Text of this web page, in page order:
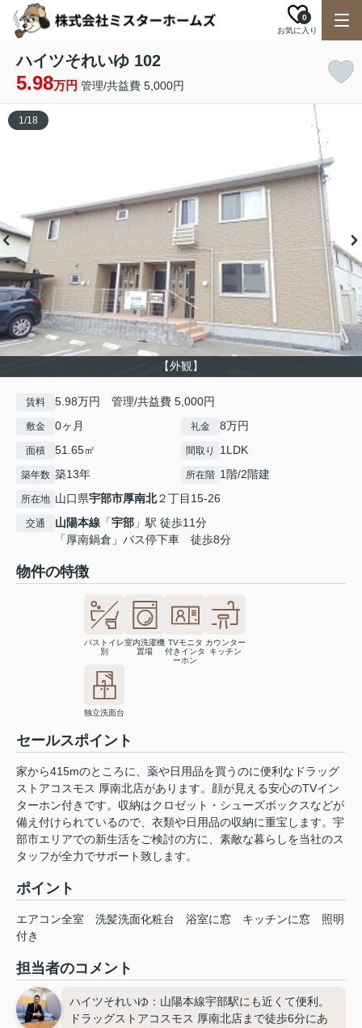
お気に入り
0
ハイツそれいゆ 102
5.98万円 管理/共益費 5,000円
【外観】
1/18
賃料 5.98万円 管理/共益費 5,000円
敷金 0ヶ月 礼金 8万円
面積 51.65㎡ 間取り 1LDK
築年数 築13年 所在階 1階/2階建
所在地 山口県宇部市厚南北２丁目15-26
交通 山陽本線 「宇部 」駅 徒歩11分
「厚南鍋倉」バス停下車 徒歩8分
物件の特徴
バストイレ
別
室内洗濯機
置場
TVモニタ
付きインタ
ーホン
カウンター
キッチン
独立洗面台
セールスポイント
家から415mのところに、薬や日用品を買うのに便利なドラッグ
ストアコスモス 厚南北店があります。顔が見える安心のTVイン
ターホン付きです。収納はクロゼット・シューズボックスなどが
備え付けられているので、衣類や日用品の収納に重宝します。宇
部市エリアでの新生活をご検討の方に、素敵な暮らしを当社のス
タッフが全力でサポート致します。
ポイント
エアコン全室 洗髪洗面化粧台 浴室に窓 キッチンに窓
照明
付き
担当者のコメント
ハイツそれいゆ：山陽本線宇部駅にも近くて便利。
ドラッグストアコスモス 厚南北店まで徒歩6分にあ